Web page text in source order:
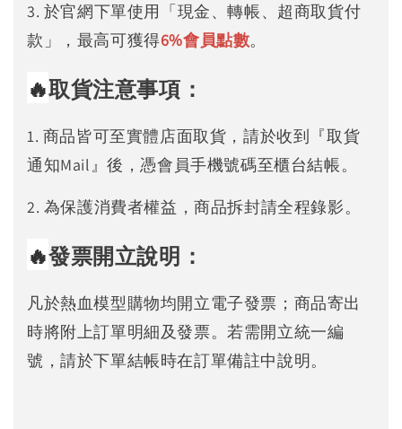
3. 於官網下單使用「現金、轉帳、超商取貨付
款」，最高可獲得6%會員點數。
🔥取貨注意事項：
1. 商品皆可至實體店面取貨，請於收到『取貨
通知Mail』後，憑會員手機號碼至櫃台結帳。
2. 為保護消費者權益，商品拆封請全程錄影。
🔥發票開立說明：
凡於熱血模型購物均開立電子發票；商品寄出
時將附上訂單明細及發票。若需開立統一編
號，請於下單結帳時在訂單備註中說明。